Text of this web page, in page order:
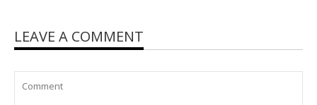
LEAVE A COMMENT